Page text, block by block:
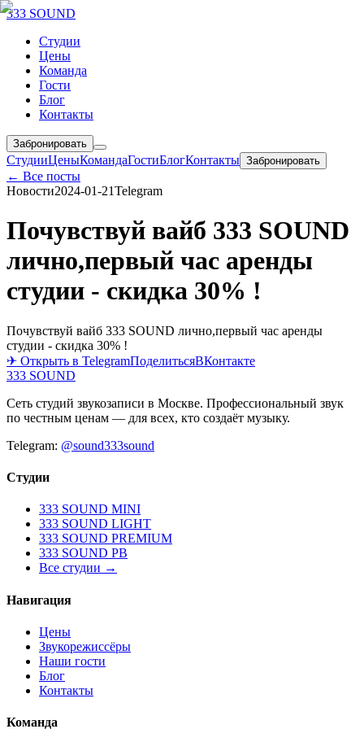
333 SOUND
Студии
Цены
Команда
Гости
Блог
Контакты
Забронировать
СтудииЦеныКомандаГостиБлогКонтакты Забронировать
← Все посты
Новости2024-01-21Telegram
Почувствуй вайб 333 SOUND
лично,первый час аренды
студии - скидка 30% !
Почувствуй вайб 333 SOUND лично,первый час аренды
студии - скидка 30% !
✈ Открыть в TelegramПоделитьсяВКонтакте
333 SOUND
Сеть студий звукозаписи в Москве. Профессиональный звук
по честным ценам — для всех, кто создаёт музыку.
Telegram: @sound333sound
Студии
333 SOUND MINI
333 SOUND LIGHT
333 SOUND PREMIUM
333 SOUND PB
Все студии →
Навигация
Цены
Звукорежиссёры
Наши гости
Блог
Контакты
Команда